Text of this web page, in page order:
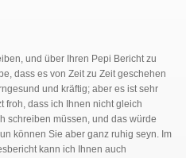
und über Ihren Pepi Bericht zu
dass es von Zeit zu Zeit geschehen
und kräftig; aber es ist sehr
froh, dass ich Ihnen nicht gleich
schreiben müssen, und das würde
können Sie aber ganz ruhig seyn. Im
kann ich Ihnen auch